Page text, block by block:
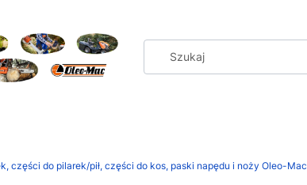
części do pilarek/pił, części do kos, paski napędu i noży Oleo-Mac